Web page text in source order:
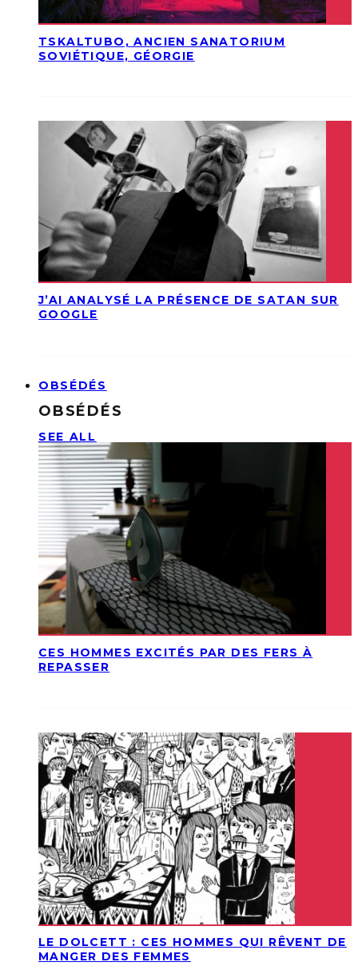
TSKALTUBO, ANCIEN SANATORIUM
SOVIÉTIQUE, GÉORGIE
J’AI ANALYSÉ LA PRÉSENCE DE SATAN SUR
GOOGLE
OBSÉDÉS
OBSÉDÉS
SEE ALL
CES HOMMES EXCITÉS PAR DES FERS À
REPASSER
LE DOLCETT : CES HOMMES QUI RÊVENT DE
MANGER DES FEMMES